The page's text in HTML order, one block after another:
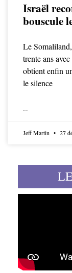
Israël
bouscule
Le
trente ans
obtient enfin
le silence
Jeff Martin 27